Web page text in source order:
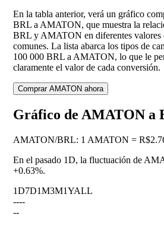
En la tabla anterior, verá un gráfico
BRL a AMATON, que muestra la
BRL y AMATON en diferentes valores
comunes. La lista abarca los tipos de
100 000 BRL a AMATON, lo que le
claramente el valor de cada conversión.
Comprar AMATON ahora
Gráfico de AMATON a
AMATON/BRL: 1 AMATON =
En el pasado 1D, la fluctuación de
+0.63%.
1D7D1M3M1YALL
----
--